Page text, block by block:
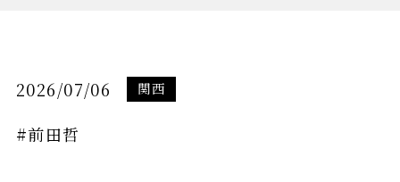
2026/07/06 関西
#前田哲